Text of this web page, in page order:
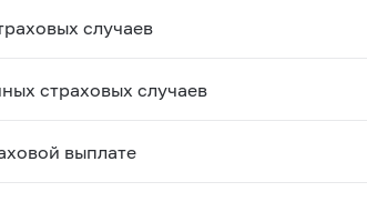
случаев
страховых случаев
выплате